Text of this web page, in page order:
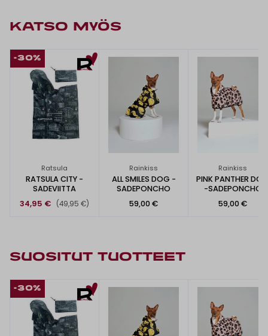
KATSO MYÖS
-30%
Ratsula
RATSULA CITY -
SADEVIITTA
34,95 €
(49,95 €)
Rainkiss
ALL SMILES DOG -
SADEPONCHO
59,00 €
Rainkiss
PINK PANTHER
-SADEPONCHO
59,00 €
SUOSITUT TUOTTEET
-30%